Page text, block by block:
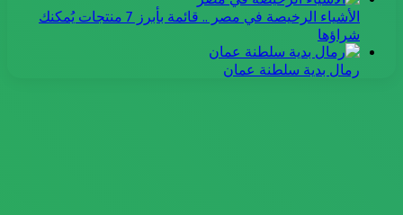
الأشياء الرخيصة في مصر .. قائمة بأبرز 7 منتجات يُمكنك
شراؤها
رمال بدية سلطنة عمان